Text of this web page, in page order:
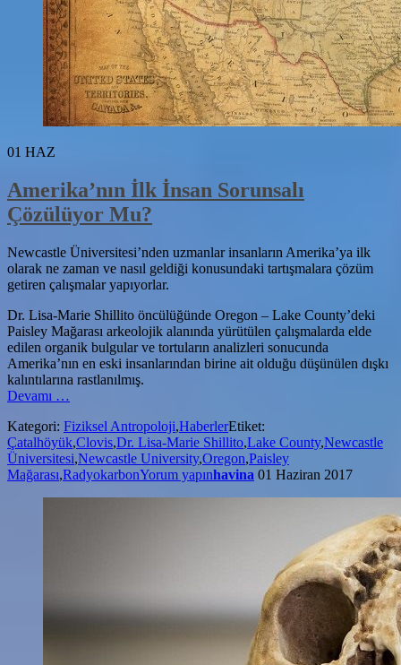
01 HAZ
Amerika’nın İlk İnsan Sorunsalı
Çözülüyor Mu?
Newcastle Üniversitesi’nden uzmanlar insanların Amerika’ya ilk
olarak ne zaman ve nasıl geldiği konusundaki tartışmalara çözüm
getiren çalışmalar yapıyorlar.
Dr. Lisa-Marie Shillito öncülüğünde Oregon – Lake County’deki
Paisley Mağarası arkeolojik alanında yürütülen çalışmalarda elde
edilen organik bulgular ve tortuların analizleri sonucunda
Amerika’nın en eski insanlarından birine ait olduğu düşünülen dışkı
kalıntılarına rastlanılmış.
Devamı
İnsan
Sorunsalı
Çözülüyor
Mu?
…
Kategori: Fiziksel Antropoloji,HaberlerEtiket:
Çatalhöyük,Clovis,Dr. Lisa-Marie Shillito,Lake County,Newcastle
Üniversitesi,Newcastle University,Oregon,Paisley
Mağarası,RadyokarbonYorum yapınhavina 01 Haziran 2017